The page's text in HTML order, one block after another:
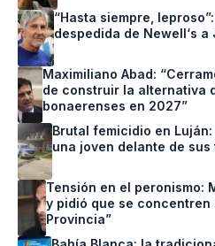
“Hasta siempre,
despedida de Newell‘s a
Maximiliano Abad:
de construir la alternativa
bonaerenses en 2027”
Brutal femicidio en
una joven delante de sus
Tensión en el peronismo:
y pidió que se concentren
Provincia”